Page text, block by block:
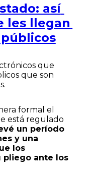
así
les llegan
que
que son
formal el
está regulado
un período
y una
los
ante los